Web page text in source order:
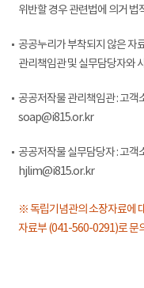
위반할 경우 관련법에 의거 법
공공누리가 부착되지 않은 자
관리책임관 및 실무담당자와
공공저작물 관리책임관 : 고
soap@i815.or.kr
공공저작물 실무담당자 : 고
hjlim@i815.or.kr
※ 독립기념관의 소장자료에
자료부 (041-560-0291)로 문